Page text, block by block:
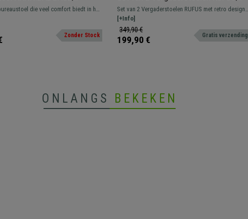
Armleuningen, in Stof,
die veel comfort biedt in het
Verkrijgbaar in verschillende
Zonder Stock
Elegant Retro Design, Zwarte Metalen
Poten, Zwart Fluweel
Set van 2 Vergaderstoelen RUFUS met retro design,
ideaal om een klassieke sfeer in uw kantoor te
creëren.
[+Info]
349,90 €
199,90 € Gratis verzending
ONLANGS BEKEKEN